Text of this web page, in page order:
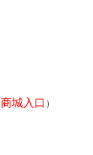
商城入口 ）